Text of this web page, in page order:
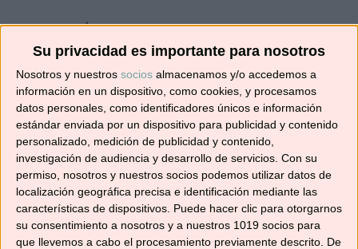
Su privacidad es importante para nosotros
Nosotros y nuestros socios almacenamos y/o accedemos a
información en un dispositivo, como cookies, y procesamos
datos personales, como identificadores únicos e información
estándar enviada por un dispositivo para publicidad y contenido
personalizado, medición de publicidad y contenido,
investigación de audiencia y desarrollo de servicios. Con su
permiso, nosotros y nuestros socios podemos utilizar datos de
localización geográfica precisa e identificación mediante las
características de dispositivos. Puede hacer clic para otorgarnos
su consentimiento a nosotros y a nuestros 1019 socios para
que llevemos a cabo el procesamiento previamente descrito. De
¡SUSCRÍBETE! 🍳🌟
Suscríbete ahora para recibir todas las recetas
en tu correo.
¡No te pierdas ninguna! 👩‍🍳👨‍🍳
Dirección
de
correo
electrónico
Suscribir